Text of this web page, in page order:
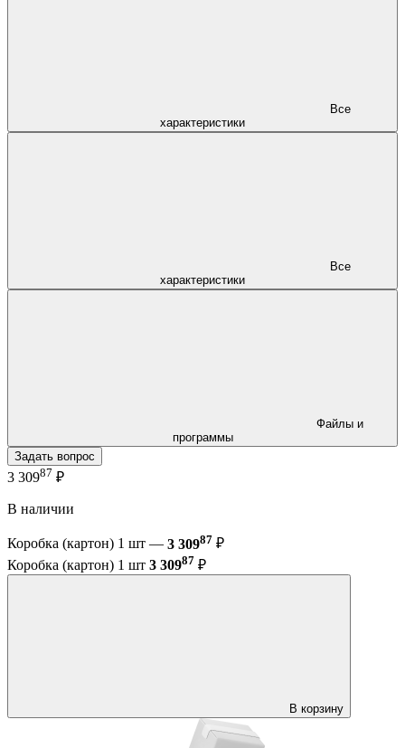
характеристики
характеристики
программы
Задать вопрос
3 30987 ₽
В наличии
Коробка (картон) 1 шт — 3 30987 ₽
Коробка (картон) 1 шт 3 30987 ₽
В корзину